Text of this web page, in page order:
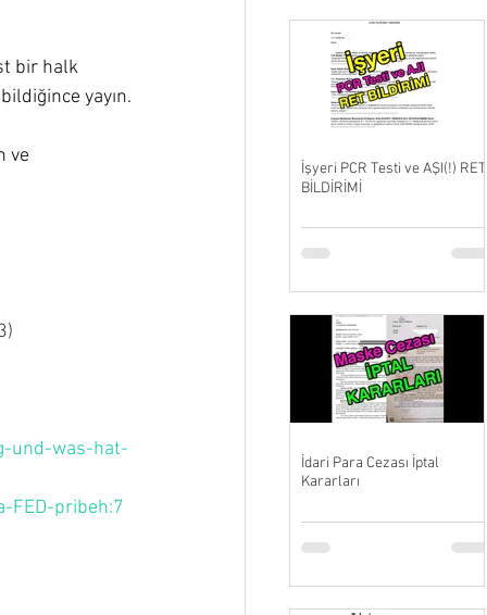
bir halk
yayın.
ve
und-was-hat-
FED-pribeh:7
İşyeri PCR Testi ve AŞI(!) RET
BİLDİRİMİ
İdari Para Cezası İptal
Kararları